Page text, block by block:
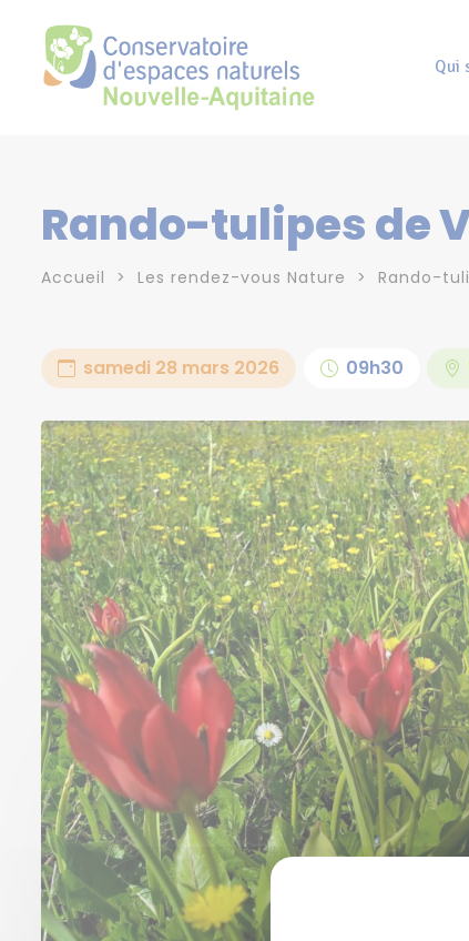
Qui
Rando-tulipes de
Accueil Les rendez-vous Nature Rando-
samedi 28 mars 2026 09h30